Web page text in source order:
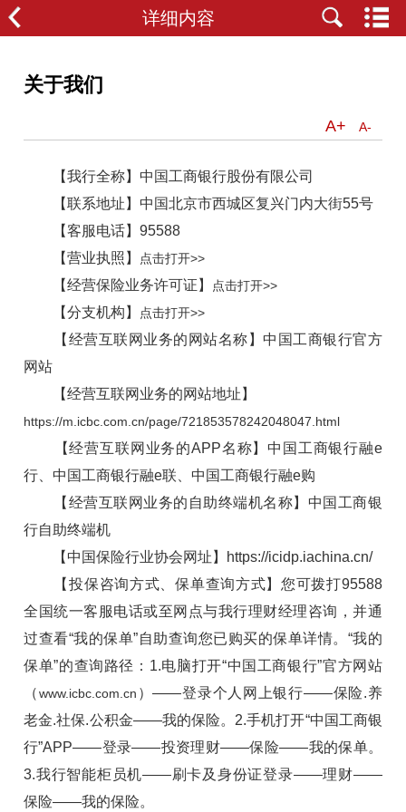
详细内容
关于我们
A+ A-
【我行全称】中国工商银行股份有限公司
【联系地址】中国北京市西城区复兴门内大街55号
【客服电话】95588
【营业执照】
点击打开>>
【经营保险业务许可证】 点击打开>>
【分支机构】 点击打开>>
【经营互联网业务的网站名称】中国工商银行官方
网站
【经营互联网业务的网站地址】
https://m.icbc.com.cn/page/721853578242048047.html
【经营互联网业务的APP名称】中国工商银行融e
行、中国工商银行融e联、中国工商银行融e购
【经营互联网业务的自助终端机名称】中国工商银
行自助终端机
【中国保险行业协会网址】https://icidp.iachina.cn/
【投保咨询方式、保单查询方式】您可拨打95588
全国统一客服电话或至网点与我行理财经理咨询，并通
过查看“我的保单”自助查询您已购买的保单详情。“我的
保单”的查询路径：1.电脑打开“中国工商银行”官方网站
（www.icbc.com.cn ）——登录个人网上银行——保险.养
老金.社保.公积金——我的保险。2.手机打开“中国工商银
行”APP——登录——投资理财——保险——我的保单。
3.我行智能柜员机——刷卡及身份证登录——理财——
保险——我的保险。